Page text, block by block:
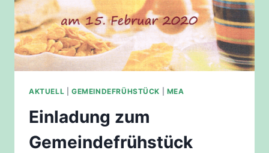
AKTUELL GEMEINDEFRÜHSTÜCK MEA
Einladung zum
Gemeindefrühstück